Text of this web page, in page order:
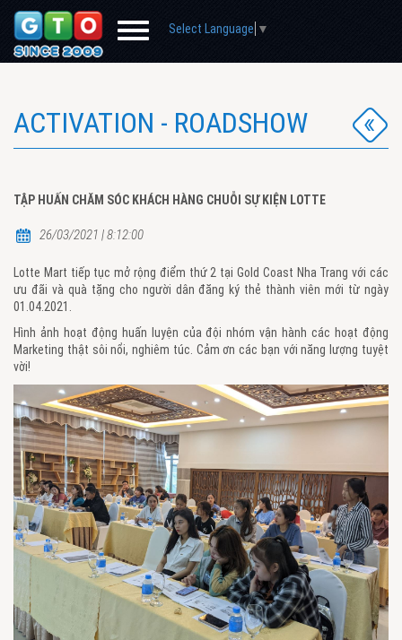
Select Language ▼
ACTIVATION - ROADSHOW
TẬP HUẤN CHĂM SÓC KHÁCH HÀNG CHUỖI SỰ KIỆN LOTTE
26/03/2021 | 8:12:00
Lotte Mart tiếp tục mở rộng điểm thứ 2 tại Gold Coast Nha Trang với các
ưu đãi và quà tặng cho người dân đăng ký thẻ thành viên mới từ ngày
01.04.2021.
Hình ảnh hoạt động huấn luyện của đội nhóm vận hành các hoạt động
Marketing thật sôi nổi, nghiêm túc. Cảm ơn các bạn với năng lượng tuyệt
vời!